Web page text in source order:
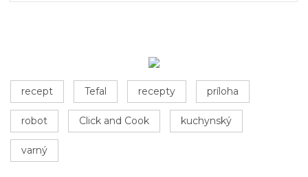
recept Tefal recepty príloha
robot Click and Cook kuchynský
varný